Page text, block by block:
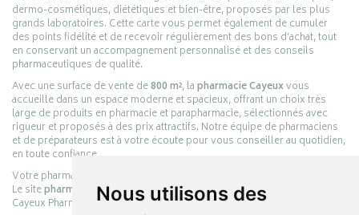
Nous utilisons des
dermo-cosmétiques, diététiques et bien-être, proposés par les plus
grands laboratoires. Cette carte vous permet également de cumuler
des points fidélité et de recevoir régulièrement des bons d’achat, tout
en conservant un accompagnement personnalisé et des conseils
pharmaceutiques de qualité.
Avec une surface de vente de800 m², lapharmacie Cayeuxvous
accueille dans un espace moderne et spacieux, offrant un choix très
large de produits en pharmacie et parapharmacie, sélectionnés avec
rigueur et proposés à des prix attractifs. Notre équipe de pharmaciens
et de préparateurs est à votre écoute pour vous conseiller au quotidien,
en toute confiance.
Votre pharmacie en ligne :
Le sitepharmacie-cayeux.frest le prolongement digital de la pharmacie
Cayeux Pharmabest Berck-sur-Mer – Rang-du-Fliers.